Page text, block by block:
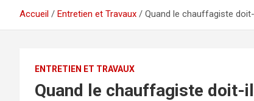
Accueil Entretien et Travaux Quand le chauffagiste
ENTRETIEN ET TRAVAUX
Quand le chauffagiste doit-